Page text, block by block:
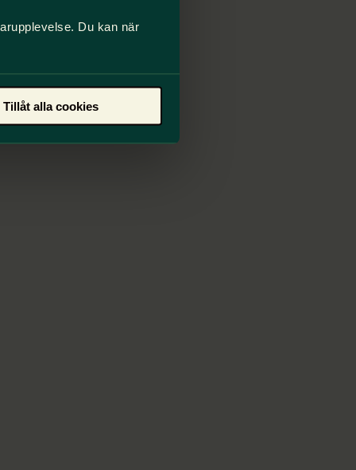
Du kan när
Tillåt alla cookies